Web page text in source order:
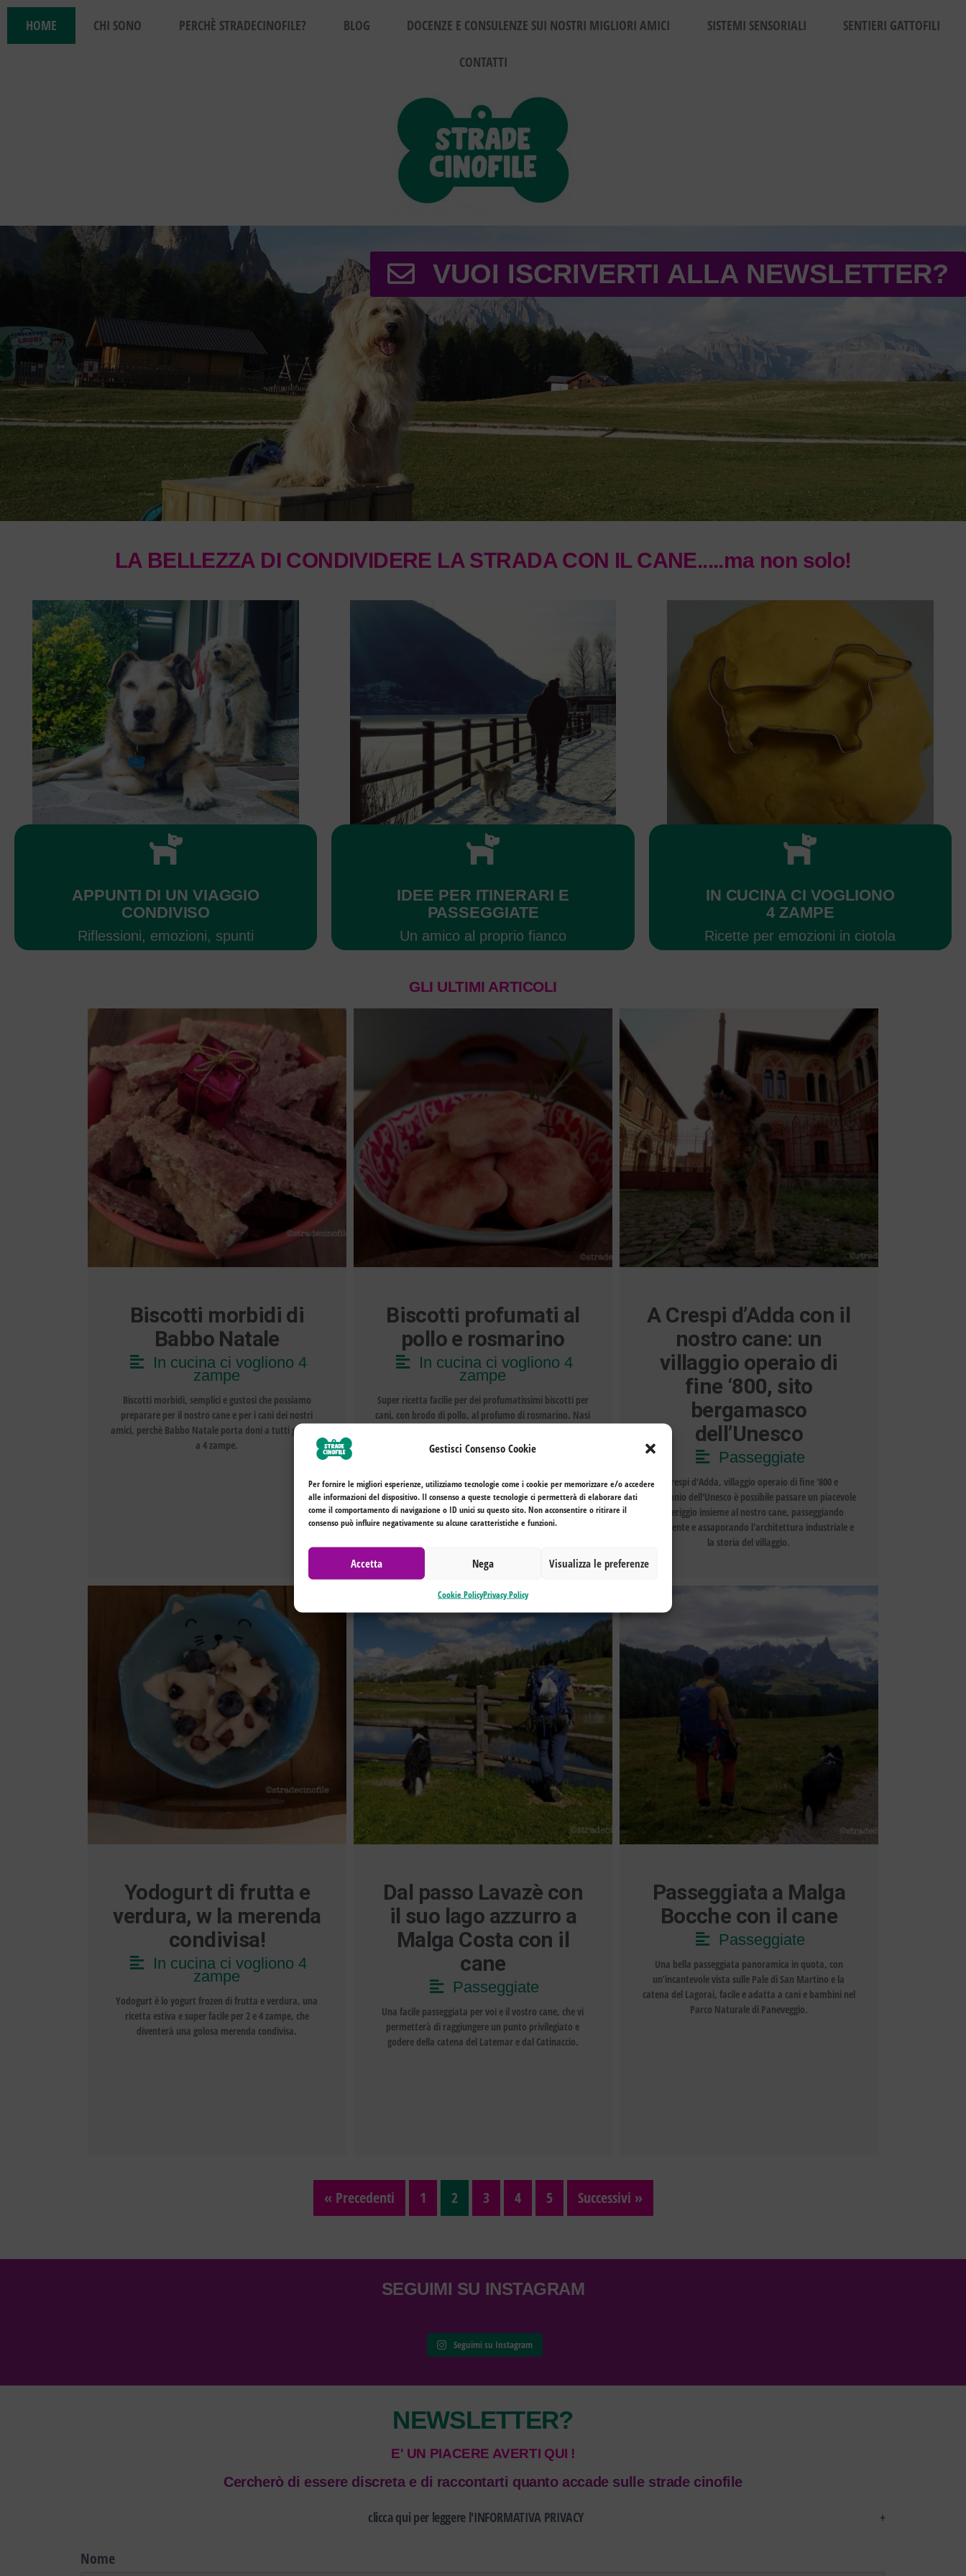
Gestisci Consenso Cookie
Per fornire le migliori esperienze, utilizziamo tecnologie come i cookie per memorizzare e/o accedere
alle informazioni del dispositivo. Il consenso a queste tecnologie ci permetterà di elaborare dati
come il comportamento di navigazione o ID unici su questo sito. Non acconsentire o ritirare il
consenso può influire negativamente su alcune caratteristiche e funzioni.
Accetta Nega Visualizza le preferenze
Cookie PolicyPrivacy Policy
HOME CHI SONO PERCHÈ STRADECINOFILE? BLOG DOCENZE E CONSULENZE SUI NOSTRI MIGLIORI AMICI SISTEMI SENSORIALI SENTIERI GATTOFILI
CONTATTI
VUOI ISCRIVERTI ALLA NEWSLETTER?
LA BELLEZZA DI CONDIVIDERE LA STRADA CON IL CANE.....ma non solo!
APPUNTI DI UN VIAGGIO
CONDIVISO
Riflessioni, emozioni, spunti
IDEE PER ITINERARI E
PASSEGGIATE
Un amico al proprio fianco
IN CUCINA CI VOGLIONO
4 ZAMPE
Ricette per emozioni in ciotola
GLI ULTIMI ARTICOLI
Biscotti morbidi di
Babbo Natale
In cucina ci vogliono 4
zampe
Biscotti morbidi, semplici e gustosi che possiamo
preparare per il nostro cane e per i cani dei nostri
amici, perchè Babbo Natale porta doni a tutti gli amici
a 4 zampe.
Biscotti profumati al
pollo e rosmarino
In cucina ci vogliono 4
zampe
Super ricetta facilie per dei profumatissimi biscotti per
cani, con brodo di pollo, al profumo di rosmarino. Nasi
A Crespi d’Adda con il
nostro cane: un
villaggio operaio di
fine ‘800, sito
bergamasco
dell’Unesco
Passeggiate
A Crespi d'Adda, villaggio operaio di fine '800 e
patrimonio dell'Unesco è possibile passare un piacevole
pomeriggio insieme al nostro cane, passeggiando
lentamente e assaporando l'architettura industriale e
la storia del villaggio.
Yodogurt di frutta e
verdura, w la merenda
condivisa!
In cucina ci vogliono 4
zampe
Yodogurt è lo yogurt frozen di frutta e verdura, una
ricetta estiva e super facile per 2 e 4 zampe, che
diventerà una golosa merenda condivisa.
Dal passo Lavazè con
il suo lago azzurro a
Malga Costa con il
cane
Passeggiate
Una facile passeggiata per voi e il vostro cane, che vi
permetterà di raggiungere un punto privilegiato e
godere della catena del Latemar e dal Catinaccio.
Passeggiata a Malga
Bocche con il cane
Passeggiate
Una bella passeggiata panoramica in quota, con
un’incantevole vista sulle Pale di San Martino e la
catena del Lagorai, facile e adatta a cani e bambini nel
Parco Naturale di Paneveggio.
« Precedenti 1 2 3 4 5 Successivi »
SEGUIMI SU INSTAGRAM
Seguimi su Instagram
NEWSLETTER?
E' UN PIACERE AVERTI QUI !
Cercherò di essere discreta e di raccontarti quanto accade sulle strade cinofile
clicca qui per leggere l'INFORMATIVA PRIVACY
Nome